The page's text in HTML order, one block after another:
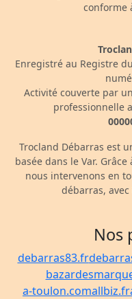
conforme
Enregistré au Registre
Activité couverte par
professionnelle
Trocland Débarras est
basée dans le Var.
nous intervenons en
débarras,
Nos
debarras83.fr
a-toulon.comallbiz.fr